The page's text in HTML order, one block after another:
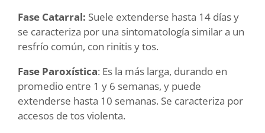
Fase Catarral: Suele extenderse hasta 14 días y
se caracteriza por una sintomatología similar a un
resfrío común, con rinitis y tos.
Fase Paroxística: Es la más larga, durando en
promedio entre 1 y 6 semanas, y puede
extenderse hasta 10 semanas. Se caracteriza por
accesos de tos violenta.